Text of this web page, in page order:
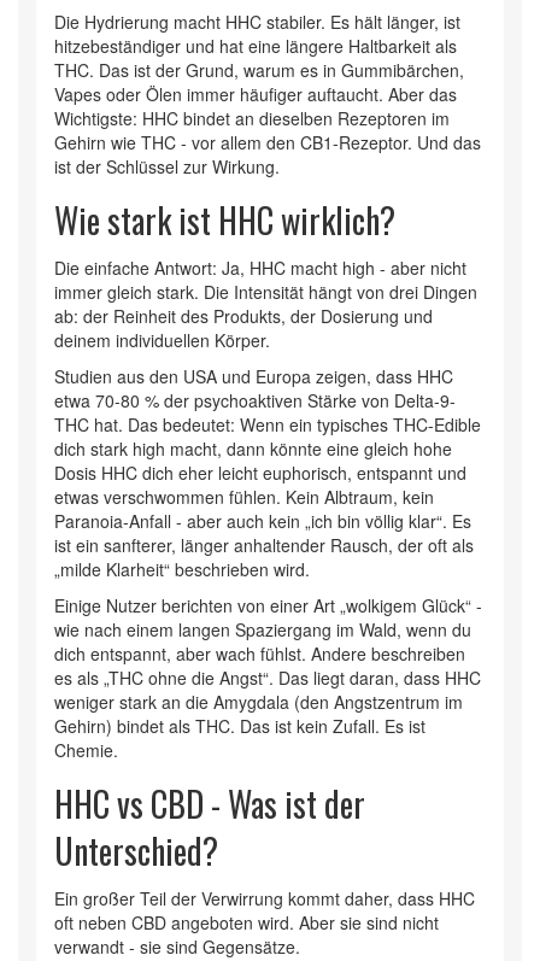
Die Hydrierung macht HHC stabiler. Es hält länger, ist
hitzebeständiger und hat eine längere Haltbarkeit als
THC. Das ist der Grund, warum es in Gummibärchen,
Vapes oder Ölen immer häufiger auftaucht. Aber das
Wichtigste: HHC bindet an dieselben Rezeptoren im
Gehirn wie THC - vor allem den CB1-Rezeptor. Und das
ist der Schlüssel zur Wirkung.
Wie stark ist HHC wirklich?
Die einfache Antwort: Ja, HHC macht high - aber nicht
immer gleich stark. Die Intensität hängt von drei Dingen
ab: der Reinheit des Produkts, der Dosierung und
deinem individuellen Körper.
Studien aus den USA und Europa zeigen, dass HHC
etwa 70-80 % der psychoaktiven Stärke von Delta-9-
THC hat. Das bedeutet: Wenn ein typisches THC-Edible
dich stark high macht, dann könnte eine gleich hohe
Dosis HHC dich eher leicht euphorisch, entspannt und
etwas verschwommen fühlen. Kein Albtraum, kein
Paranoia-Anfall - aber auch kein „ich bin völlig klar“. Es
ist ein sanfterer, länger anhaltender Rausch, der oft als
„milde Klarheit“ beschrieben wird.
Einige Nutzer berichten von einer Art „wolkigem Glück“ -
wie nach einem langen Spaziergang im Wald, wenn du
dich entspannt, aber wach fühlst. Andere beschreiben
es als „THC ohne die Angst“. Das liegt daran, dass HHC
weniger stark an die Amygdala (den Angstzentrum im
Gehirn) bindet als THC. Das ist kein Zufall. Es ist
Chemie.
HHC vs CBD - Was ist der
Unterschied?
Ein großer Teil der Verwirrung kommt daher, dass HHC
oft neben CBD angeboten wird. Aber sie sind nicht
verwandt - sie sind Gegensätze.